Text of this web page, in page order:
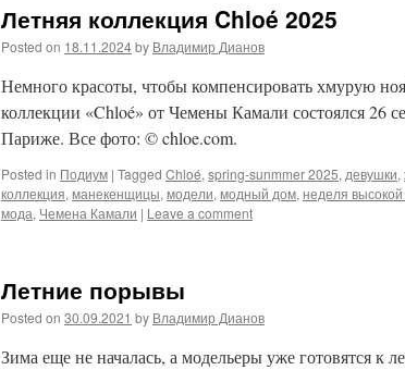
Летняя коллекция Chloé 2025
Posted on 18.11.2024by Владимир Дианов
Немного красоты, чтобы компенсировать хмурую
коллекции «Chloé» от Чемены Камали состоялся 26
Париже. Все фото: © chloe.com.
Posted in Подиум | Tagged Chloé, spring-sunmmer 2025, девушки,
коллекция, манекенщицы, модели, модный дом, неделя
мода, Чемена Камали | Leave a comment
Летние порывы
Posted on 30.09.2021 by Владимир Дианов
Зима еще не началась, а модельеры уже готовятся к